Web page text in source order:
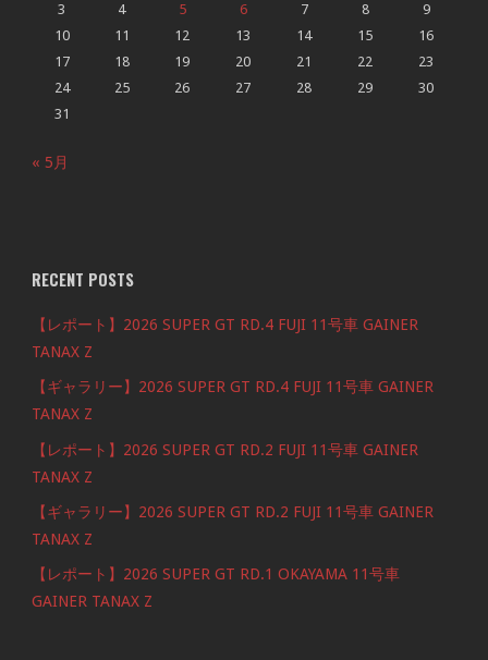
3
4 5 6 7 8
9
10
11 12 13 14 15
16
17
18 19 20 21 22
23
24
25 26 27 28 29
30
31
« 5月
RECENT POSTS
【レポート】2026 SUPER GT RD.4 FUJI 11号車 GAINER
TANAX Z
【ギャラリー】2026 SUPER GT RD.4 FUJI 11号車 GAINER
TANAX Z
【レポート】2026 SUPER GT RD.2 FUJI 11号車 GAINER
TANAX Z
【ギャラリー】2026 SUPER GT RD.2 FUJI 11号車 GAINER
TANAX Z
【レポート】2026 SUPER GT RD.1 OKAYAMA 11号車
GAINER TANAX Z